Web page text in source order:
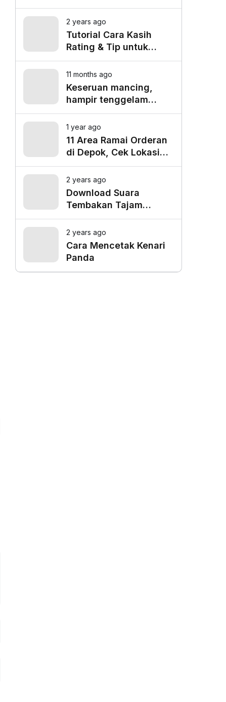
Tampil Maksimal
2 years ago
Tutorial Cara Kasih
Rating & Tip untuk
Driver Lalamove Ride
11 months ago
Keseruan mancing,
hampir tenggelam
gara-gara belut besar
1 year ago
11 Area Ramai Orderan
di Depok, Cek Lokasi
Favorit untuk Mangkal
Driver Online
2 years ago
Download Suara
Tembakan Tajam
Burung Siri Siri Gacor
Mp3
2 years ago
Cara Mencetak Kenari
Panda